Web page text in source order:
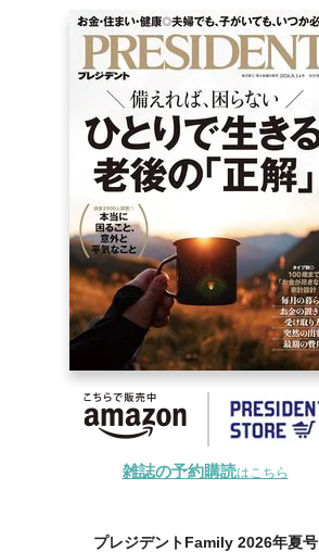
雑誌の予約購読はこちら
プレジデントFamily 2026年夏号